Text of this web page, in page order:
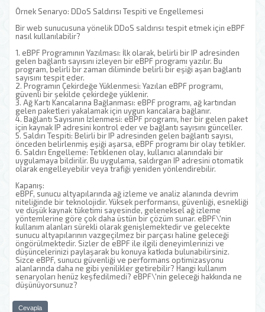
Örnek Senaryo: DDoS Saldırısı Tespiti ve Engellemesi
Bir web sunucusuna yönelik DDoS saldırısı tespit etmek için eBPF
nasıl kullanılabilir?
1. eBPF Programının Yazılması: İlk olarak, belirli bir IP adresinden
gelen bağlantı sayısını izleyen bir eBPF programı yazılır. Bu
program, belirli bir zaman diliminde belirli bir eşiği aşan bağlantı
sayısını tespit eder.
2. Programın Çekirdeğe Yüklenmesi: Yazılan eBPF programı,
güvenli bir şekilde çekirdeğe yüklenir.
3. Ağ Kartı Kancalarına Bağlanması: eBPF programı, ağ kartından
gelen paketleri yakalamak için uygun kancalara bağlanır.
4. Bağlantı Sayısının İzlenmesi: eBPF programı, her bir gelen paket
için kaynak IP adresini kontrol eder ve bağlantı sayısını günceller.
5. Saldırı Tespiti: Belirli bir IP adresinden gelen bağlantı sayısı,
önceden belirlenmiş eşiği aşarsa, eBPF programı bir olay tetikler.
6. Saldırı Engelleme: Tetiklenen olay, kullanıcı alanındaki bir
uygulamaya bildirilir. Bu uygulama, saldırgan IP adresini otomatik
olarak engelleyebilir veya trafiği yeniden yönlendirebilir.
Kapanış:
eBPF, sunucu altyapılarında ağ izleme ve analiz alanında devrim
niteliğinde bir teknolojidir. Yüksek performansı, güvenliği, esnekliği
ve düşük kaynak tüketimi sayesinde, geleneksel ağ izleme
yöntemlerine göre çok daha üstün bir çözüm sunar. eBPF\'nin
kullanım alanları sürekli olarak genişlemektedir ve gelecekte
sunucu altyapılarının vazgeçilmez bir parçası haline geleceği
öngörülmektedir. Sizler de eBPF ile ilgili deneyimlerinizi ve
düşüncelerinizi paylaşarak bu konuya katkıda bulunabilirsiniz.
Sizce eBPF, sunucu güvenliği ve performans optimizasyonu
alanlarında daha ne gibi yenilikler getirebilir? Hangi kullanım
senaryoları henüz keşfedilmedi? eBPF\'nin geleceği hakkında ne
düşünüyorsunuz?
Cevapla